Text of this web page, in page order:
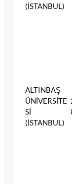
(İSTANBUL)
ALTINBAŞ
ÜNİVERSİTE
Sİ
(İSTANBUL)